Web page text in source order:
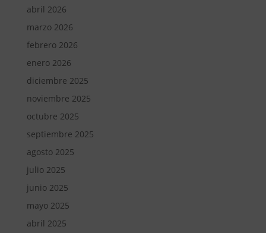
abril 2026
marzo 2026
febrero 2026
enero 2026
diciembre 2025
noviembre 2025
octubre 2025
septiembre 2025
agosto 2025
julio 2025
junio 2025
mayo 2025
abril 2025